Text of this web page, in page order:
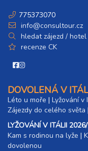
775373070
info@consultour.cz
hledat zájezd / hotel
recenze CK
DOVOLENÁ V
Léto u moře | Lyžování v
Zájezdy do celého světa |
LYŽOVÁNÍ V ITÁLII
Kam s rodinou na lyže |​
dovolenou